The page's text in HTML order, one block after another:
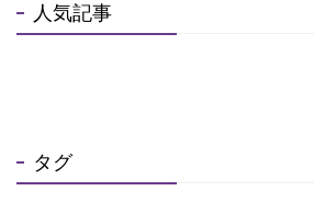
人気記事
タグ